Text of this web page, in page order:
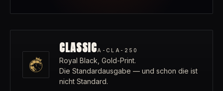
CLASSICA-CLA-250
Royal Black, Gold-Print.
Die Standardausgabe — und schon die ist
nicht Standard.